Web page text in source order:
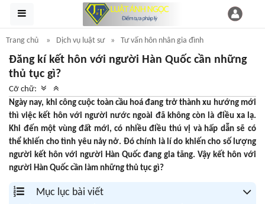
Trang chủ Dịch vụ luật sư Tư vấn hôn nhân gia đình
Đăng kí kết hôn với người Hàn Quốc cần những
thủ tục gì?
Cỡ chữ:
Ngày nay, khi công cuộc toàn cầu hoá đang trở thành xu hướng mới
thì việc kết hôn với người nước ngoài đã không còn là điều xa lạ.
Khi đến một vùng đất mới, có nhiều điều thú vị và hấp dẫn sẽ có
thể khiến cho tình yêu nảy nở. Đó chính là lí do khiến cho số lượng
người kết hôn với người Hàn Quốc đang gia tăng. Vậy kết hôn với
người Hàn Quốc cần làm những thủ tục gì?
Mục lục bài viết